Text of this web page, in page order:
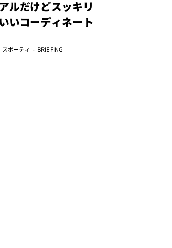
ルだけどスッキリ
いコーディネート
スポーティ BRIEFING